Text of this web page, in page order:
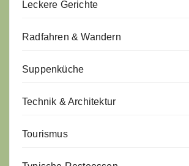
Leckere Gerichte
Radfahren & Wandern
Suppenküche
Technik & Architektur
Tourismus